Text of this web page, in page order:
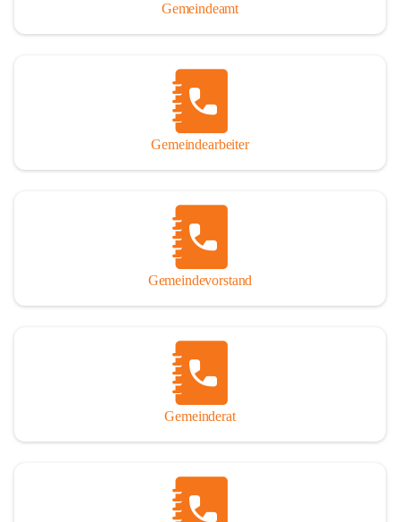
Andreas Rohatsch wurde auf das System der Fußnoten verzichtet.
Wo eine genaue Quellenangabe sinnvoll und notwendig erschien,
sind die entsprechenden Quellenhinweise in den fließenden Text
eingearbeitet. Der leichteren Lesbarkeit halber ist auch von einer
streng gendergerechten Ausdrucksform Abstand genommen
So darf ich Sie zu einer interessanten, vergnüglichen und
manchmal auch nachdenklich machenden Zeitreise durch die
Jahrhunderte, ja Jahrtausende alte Geschichte von der Steinzeit
einladen.
Gemeindeamt
Gemeindearbeiter
Gemeindevorstand
Gemeinderat